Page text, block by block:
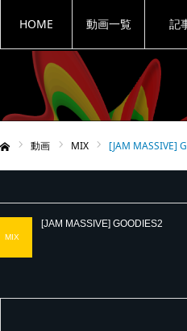
HOME 動画一覧 記
動画 MIX [JAM MASSIVE]
MIX
[JAM MASSIVE] GOODIES2